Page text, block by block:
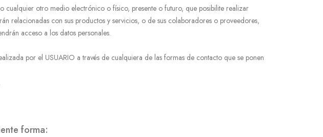
cualquier otro medio electrónico o físico, presente o futuro, que posibilite realizar
relacionadas con sus productos y servicios, o de sus colaboradores o proveedores,
acceso a los datos personales.
por el USUARIO a través de cualquiera de las formas de contacto que se ponen
forma: